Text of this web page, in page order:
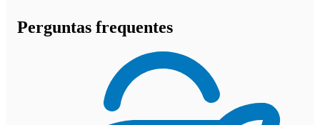
Perguntas frequentes